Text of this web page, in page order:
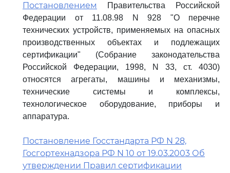
Постановлением
Правительства Российской
Федерации от 11.08.98 N 928 "О перечне
технических устройств, применяемых на опасных
производственных объектах и подлежащих
сертификации" (Собрание законодательства
Российской Федерации, 1998, N 33, ст. 4030)
относятся агрегаты, машины и механизмы,
технические системы и комплексы,
технологическое оборудование, приборы и
аппаратура.
Постановление Госстандарта РФ N 28,
Госгортехнадзора РФ N 10 от 19.03.2003 Об
утверждении Правил сертификации